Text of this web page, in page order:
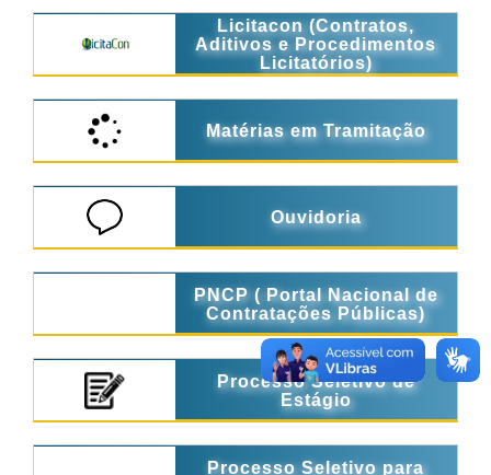
Licitacon (Contratos,
Aditivos e Procedimentos
Licitatórios)
Matérias em Tramitação
Ouvidoria
PNCP ( Portal Nacional de
Contratações Públicas)
Processo Seletivo de
Estágio
Processo Seletivo para